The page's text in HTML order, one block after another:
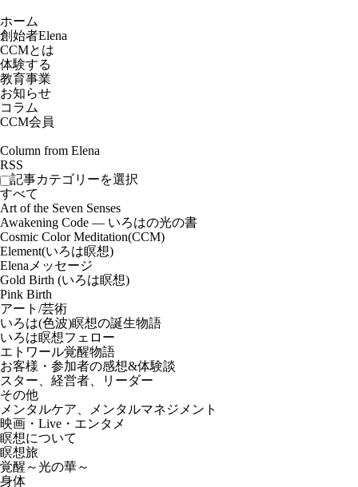
ホーム
創始者Elena
CCMとは
体験する
教育事業
お知らせ
コラム
CCM会員
Column from Elena
RSS
記事カテゴリーを選択
すべて
Art of the Seven Senses
Awakening Code ― いろはの光の書
Cosmic Color Meditation(CCM)
Element(いろは瞑想)
Elenaメッセージ
Gold Birth (いろは瞑想)
Pink Birth
アート/芸術
いろは(色波)瞑想の誕生物語
いろは瞑想フェロー
エトワール覚醒物語
お客様・参加者の感想&体験談
スター、経営者、リーダー
その他
メンタルケア、メンタルマネジメント
映画・Live・エンタメ
瞑想について
瞑想旅
覚醒～光の華～
身体